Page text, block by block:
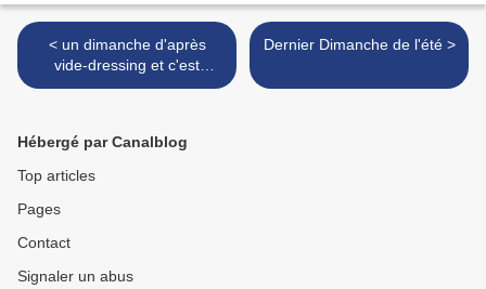
< un dimanche d'après
vide-dressing et c'est
toujours l'été
Dernier Dimanche de l'été >
Hébergé par Canalblog
Top articles
Pages
Contact
Signaler un abus